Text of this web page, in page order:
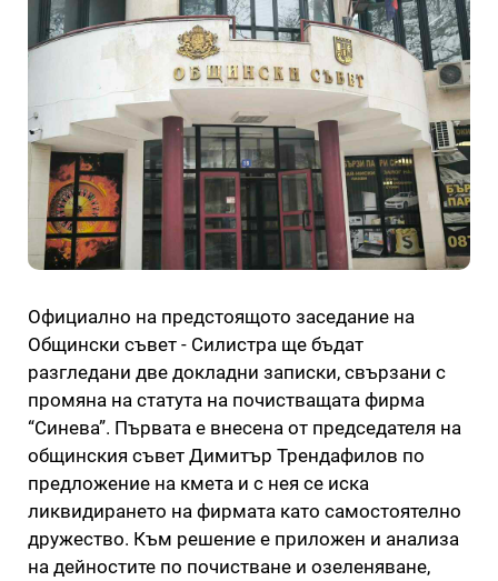
Официално на предстоящото заседание на
Общински съвет - Силистра ще бъдат
разгледани две докладни записки, свързани с
промяна на статута на почистващата фирма
“Синева”. Първата е внесена от председателя на
общинския съвет Димитър Трендафилов по
предложение на кмета и с нея се иска
ликвидирането на фирмата като самостоятелно
дружество. Към решение е приложен и анализа
на дейностите по почистване и озеленяване,